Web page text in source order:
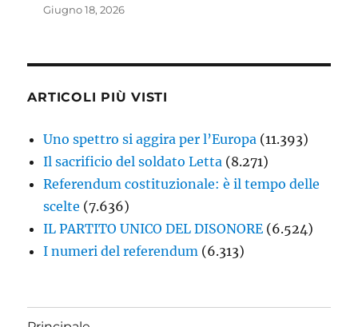
Giugno 18, 2026
ARTICOLI PIÙ VISTI
Uno spettro si aggira per l’Europa (11.393)
Il sacrificio del soldato Letta (8.271)
Referendum costituzionale: è il tempo delle
scelte (7.636)
IL PARTITO UNICO DEL DISONORE (6.524)
I numeri del referendum (6.313)